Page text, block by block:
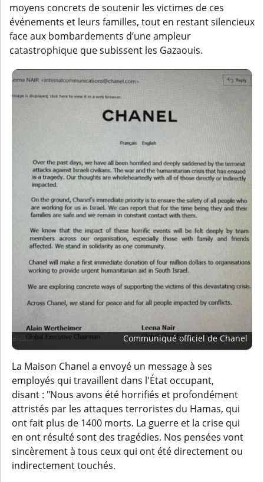
moyens concrets de soutenir les victimes de ces
événements et leurs familles, tout en restant silencieux
face aux bombardements d’une ampleur
catastrophique que subissent les Gazaouis.
Communiqué officiel de Chanel
La Maison Chanel a envoyé un message à ses
employés qui travaillent dans l'État occupant,
disant : "Nous avons été horrifiés et profondément
attristés par les attaques terroristes du Hamas, qui
ont fait plus de 1400 morts. La guerre et la crise qui
en ont résulté sont des tragédies. Nos pensées vont
sincèrement à tous ceux qui ont été directement ou
indirectement touchés.